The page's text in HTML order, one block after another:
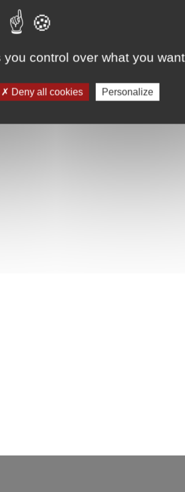
control over what you
Deny all cookies Personalize